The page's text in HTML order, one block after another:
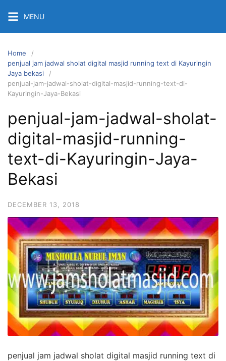
content
MENU
Home
penjual jam jadwal sholat digital masjid running text di Kayuringin
Jaya bekasi
penjual-jam-jadwal-sholat-digital-masjid-running-text-di-
Kayuringin-Jaya-Bekasi
penjual-jam-jadwal-sholat-
digital-masjid-running-
text-di-Kayuringin-Jaya-
Bekasi
DECEMBER 13, 2018
penjual jam jadwal sholat digital masjid running text di